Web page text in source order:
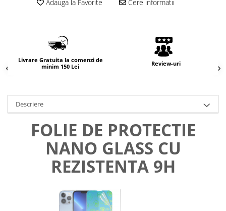
Adauga la Favorite Cere informatii
Livrare Gratuita la comenzi de
minim 150 Lei
Review-uri
Descriere
FOLIE DE PROTECTIE
NANO GLASS CU
REZISTENTA 9H